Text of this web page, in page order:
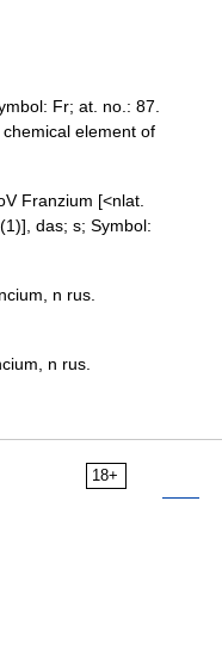
Fr; at. no.: 87.
element of
Franzium [<nlat.
das; s; Symbol:
n rus.
n rus.
18+